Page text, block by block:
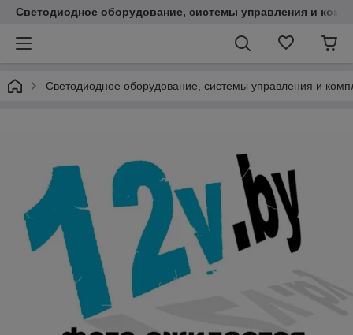
Светодиодное оборудование, системы управления и
Светодиодное оборудование, системы управления и